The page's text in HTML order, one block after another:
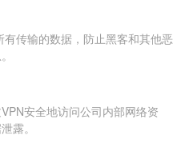
有传输的数据，防止黑客和其他恶
安全地访问公司内部网络资
露。